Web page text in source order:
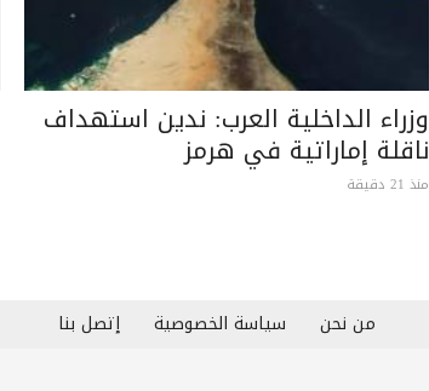
وزراء الداخلية العرب: ندين استهداف
ناقلة إماراتية في هرمز
منذ 21 دقيقة
من نحن سياسة الخصوصية إتصل بنا